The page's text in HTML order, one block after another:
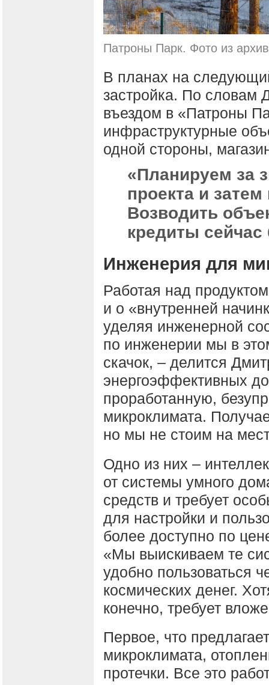
Патроны Парк. Фото из
В планах на
застройка. По словам
въездом в «Патроны
инфраструктурные
одной стороны,
«Планируем за
проекта и
Возводить
кредиты
Инженерия для
Работая над
и о «внутренней
уделяя инженерной
по инженерии мы в
скачок, – делится
энергоэффективных
проработанную,
микроклимата.
но мы не стоим на
Одно из них –
от системы умного
средств и требует
для настройки и
более доступно по
«Мы выискиваем те
удобно пользоваться
космических денег.
конечно, требует
Первое, что
микроклимата,
протечки. Все это